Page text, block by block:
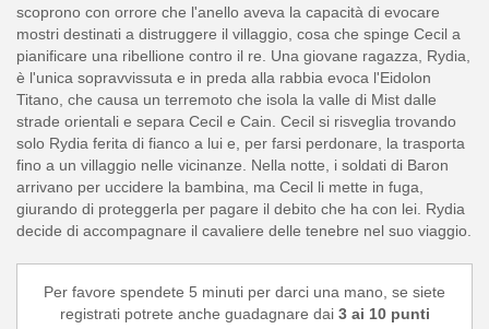
scoprono con orrore che l'anello aveva la capacità di evocare
mostri destinati a distruggere il villaggio, cosa che spinge Cecil a
pianificare una ribellione contro il re. Una giovane ragazza, Rydia,
è l'unica sopravvissuta e in preda alla rabbia evoca l'Eidolon
Titano, che causa un terremoto che isola la valle di Mist dalle
strade orientali e separa Cecil e Cain. Cecil si risveglia trovando
solo Rydia ferita di fianco a lui e, per farsi perdonare, la trasporta
fino a un villaggio nelle vicinanze. Nella notte, i soldati di Baron
arrivano per uccidere la bambina, ma Cecil li mette in fuga,
giurando di proteggerla per pagare il debito che ha con lei. Rydia
decide di accompagnare il cavaliere delle tenebre nel suo viaggio.
Per favore spendete 5 minuti per darci una mano, se siete
registrati potrete anche guadagnare dai 3 ai 10 punti